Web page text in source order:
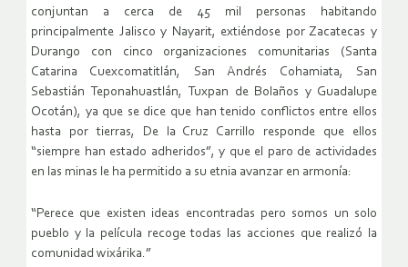
conjuntan a cerca de 45 mil personas habitando
principalmente Jalisco y Nayarit, extiéndose por Zacatecas y
Durango con cinco organizaciones comunitarias (Santa
Catarina Cuexcomatitlán, San Andrés Cohamiata, San
Sebastián Teponahuastlán, Tuxpan de Bolaños y Guadalupe
Ocotán), ya que se dice que han tenido conflictos entre ellos
hasta por tierras, De la Cruz Carrillo responde que ellos
“siempre han estado adheridos”, y que el paro de actividades
en las minas le ha permitido a su etnia avanzar en armonía:
“Perece que existen ideas encontradas pero somos un solo
pueblo y la película recoge todas las acciones que realizó la
comunidad wixárika.”